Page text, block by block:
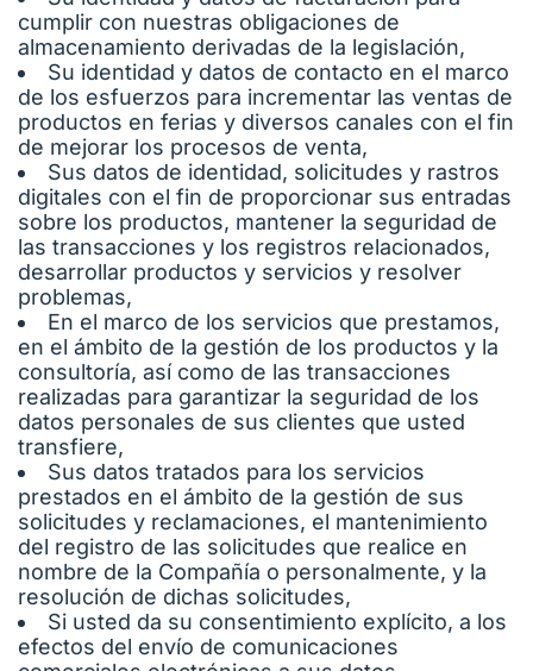
cumplir con nuestras obligaciones de
almacenamiento derivadas de la legislación,
Su identidad y datos de contacto en el marco
de los esfuerzos para incrementar las ventas de
productos en ferias y diversos canales con el fin
de mejorar los procesos de venta,
Sus datos de identidad, solicitudes y rastros
digitales con el fin de proporcionar sus entradas
sobre los productos, mantener la seguridad de
las transacciones y los registros relacionados,
desarrollar productos y servicios y resolver
problemas,
En el marco de los servicios que prestamos,
en el ámbito de la gestión de los productos y la
consultoría, así como de las transacciones
realizadas para garantizar la seguridad de los
datos personales de sus clientes que usted
transfiere,
Sus datos tratados para los servicios
prestados en el ámbito de la gestión de sus
solicitudes y reclamaciones, el mantenimiento
del registro de las solicitudes que realice en
nombre de la Compañía o personalmente, y la
resolución de dichas solicitudes,
Si usted da su consentimiento explícito, a los
efectos del envío de comunicaciones